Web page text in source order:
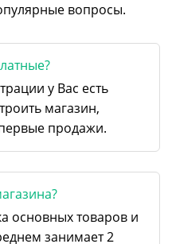
вопросы.
у Вас есть
магазин,
первые продажи.
основных товаров и
занимает 2